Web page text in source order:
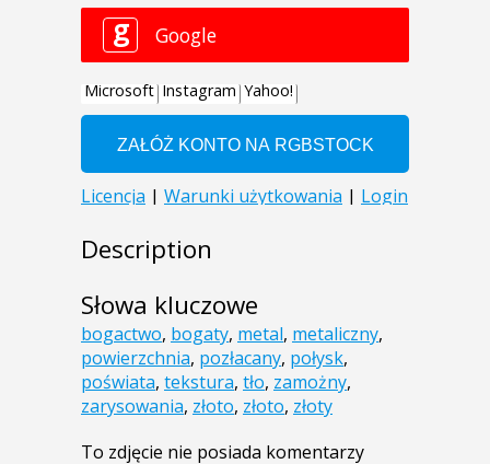
Description
Słowa kluczowe
bogactwo, bogaty, metal, metaliczny,
powierzchnia, pozłacany, połysk,
poświata, tekstura, tło, zamożny,
zarysowania, złoto, złoto, złoty
To zdjęcie nie posiada komentarzy